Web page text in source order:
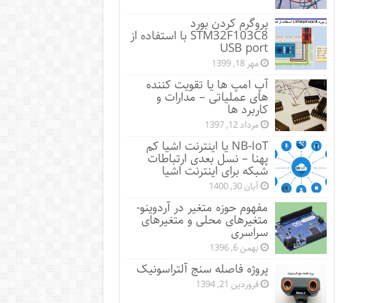
پروگرم کردن بورد
STM32F103C8 با استفاده از
USB port
مهر 18, 1399
آپ امپ ها یا تقویت کننده
های عملیاتی – مدارات و
کاربرد ها
مرداد 12, 1397
NB-IoT یا اینترنت اشیا کم
پهنا – نسل بعدی ارتباطات
شبکه برای اینترنت اشیا
آبان 30, 1400
مفهوم حوزه متغیر در آردوینو-
متغیرهای محلی و متغیرهای
سراسری
بهمن 6, 1396
پروژه فاصله سنج آلتراسونیک
فروردین 21, 1394